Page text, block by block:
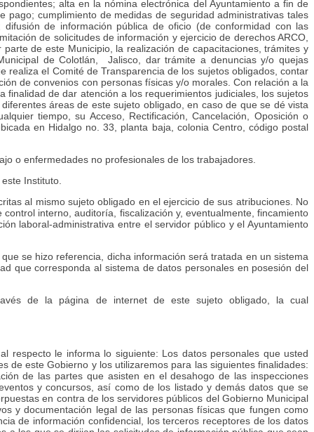
alta en la nómina electrónica del Ayuntamiento a fin de
cumplimiento de medidas de seguridad administrativas tales
de información pública de oficio (de conformidad con las
de solicitudes de información y ejercicio de derechos ARCO,
de este Municipio, la realización de capacitaciones, trámites y
de Colotlán, Jalisco, dar trámite a denuncias y/o quejas
realiza el Comité de Transparencia de los sujetos obligados, contar
de convenios con personas físicas y/o morales. Con relación a la
de dar atención a los requerimientos judiciales, los sujetos
áreas de este sujeto obligado, en caso de que se dé vista
tiempo, su Acceso, Rectificación, Cancelación, Oposición o
en Hidalgo no. 33, planta baja, colonia Centro, código postal
o enfermedades no profesionales de los trabajadores.
Instituto.
al mismo sujeto obligado en el ejercicio de sus atribuciones. No
interno, auditoría, fiscalización y, eventualmente, fincamiento
laboral-administrativa entre el servidor público y el Ayuntamiento
se hizo referencia, dicha información será tratada en un sistema
que corresponda al sistema de datos personales en posesión del
de la página de internet de este sujeto obligado, la cual
respecto le informa lo siguiente: Los datos personales que usted
de este Gobierno y los utilizaremos para las siguientes finalidades:
de las partes que asisten en el desahogo de las inspecciones
y concursos, así como de los listado y demás datos que se
en contra de los servidores públicos del Gobierno Municipal
y documentación legal de las personas físicas que fungen como
de información confidencial, los terceros receptores de los datos